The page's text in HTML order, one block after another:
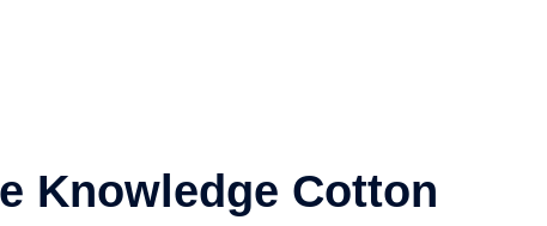
Knowledge Cotton